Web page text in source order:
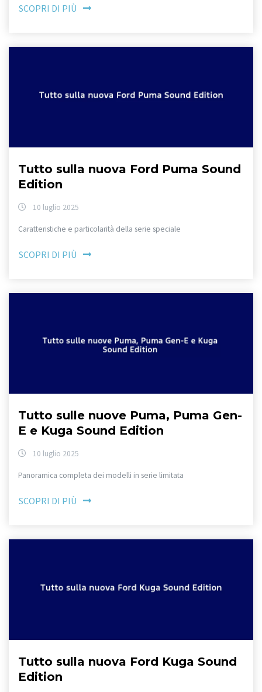
SCOPRI DI PIÙ
Tutto sulla nuova Ford Puma Sound
Edition
10 luglio 2025
Caratteristiche e particolarità della serie speciale
SCOPRI DI PIÙ
Tutto sulle nuove Puma, Puma Gen-
E e Kuga Sound Edition
10 luglio 2025
Panoramica completa dei modelli in serie limitata
SCOPRI DI PIÙ
Tutto sulla nuova Ford Kuga Sound
Edition